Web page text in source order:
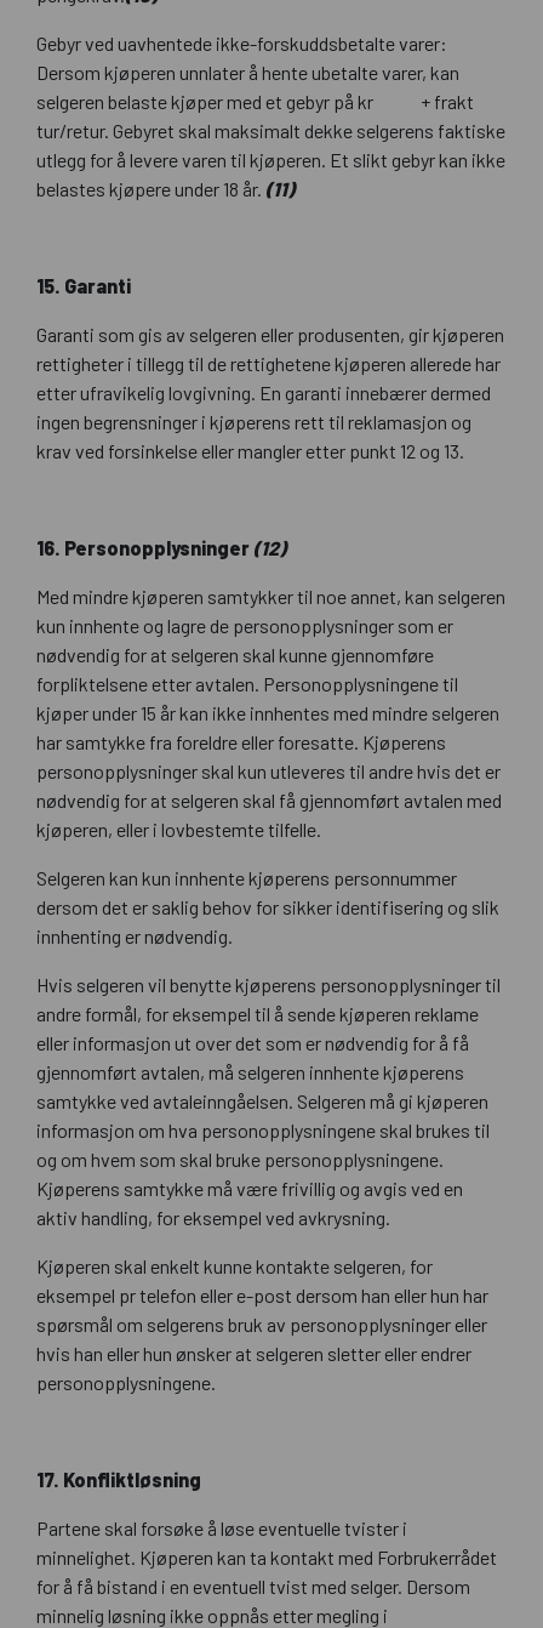
Gebyr ved uavhentede ikke-forskuddsbetalte varer:
Dersom kjøperen unnlater å hente ubetalte varer, kan
selgeren belaste kjøper med et gebyr på kr + frakt
tur/retur. Gebyret skal maksimalt dekke selgerens faktiske
utlegg for å levere varen til kjøperen. Et slikt gebyr kan ikke
belastes kjøpere under 18 år. (11)
15. Garanti
Garanti som gis av selgeren eller produsenten, gir kjøperen
rettigheter i tillegg til de rettighetene kjøperen allerede har
etter ufravikelig lovgivning. En garanti innebærer dermed
ingen begrensninger i kjøperens rett til reklamasjon og
krav ved forsinkelse eller mangler etter punkt 12 og 13.
16. Personopplysninger (12)
Med mindre kjøperen samtykker til noe annet, kan selgeren
kun innhente og lagre de personopplysninger som er
nødvendig for at selgeren skal kunne gjennomføre
forpliktelsene etter avtalen. Personopplysningene til
kjøper under 15 år kan ikke innhentes med mindre selgeren
har samtykke fra foreldre eller foresatte. Kjøperens
personopplysninger skal kun utleveres til andre hvis det er
nødvendig for at selgeren skal få gjennomført avtalen med
kjøperen, eller i lovbestemte tilfelle.
Selgeren kan kun innhente kjøperens personnummer
dersom det er saklig behov for sikker identifisering og slik
innhenting er nødvendig.
Hvis selgeren vil benytte kjøperens personopplysninger til
andre formål, for eksempel til å sende kjøperen reklame
eller informasjon ut over det som er nødvendig for å få
gjennomført avtalen, må selgeren innhente kjøperens
samtykke ved avtaleinngåelsen. Selgeren må gi kjøperen
informasjon om hva personopplysningene skal brukes til
og om hvem som skal bruke personopplysningene.
Kjøperens samtykke må være frivillig og avgis ved en
aktiv handling, for eksempel ved avkrysning.
Kjøperen skal enkelt kunne kontakte selgeren, for
eksempel pr telefon eller e-post dersom han eller hun har
spørsmål om selgerens bruk av personopplysninger eller
hvis han eller hun ønsker at selgeren sletter eller endrer
personopplysningene.
17. Konfliktløsning
Partene skal forsøke å løse eventuelle tvister i
minnelighet. Kjøperen kan ta kontakt med Forbrukerrådet
for å få bistand i en eventuell tvist med selger. Dersom
minnelig løsning ikke oppnås etter megling i